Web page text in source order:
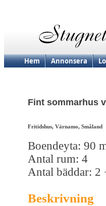
Hem Annonsera
Fint sommarhus
Fritidshus, Värnamo, Småland
Boendeyta: 90
Antal rum: 4
Antal bäddar: 2
Beskrivning